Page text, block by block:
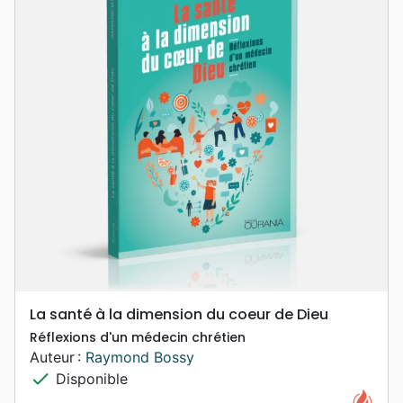
La santé à la dimension du coeur de Dieu
Réflexions d'un médecin chrétien
Auteur : Raymond Bossy
check Disponible